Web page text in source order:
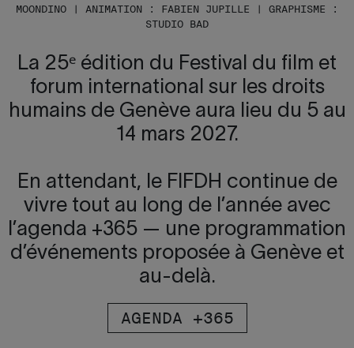
MOONDINO | ANIMATION : FABIEN JUPILLE | GRAPHISME :
STUDIO BAD
La 25ᵉ édition du Festival du film et
forum international sur les droits
humains de Genève aura lieu du 5 au
14 mars 2027.
En attendant, le FIFDH continue de
vivre tout au long de l’année avec
l’agenda +365 — une programmation
d’événements proposée à Genève et
au-delà.
AGENDA +365